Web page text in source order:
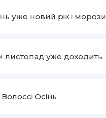
уже новий рік і морози
листопад уже доходить
Волоссі Осінь